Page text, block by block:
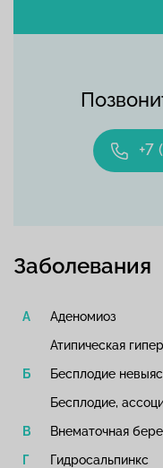
+7
Заболевания
Аденомиоз
Атипическая
Бесплодие
Бесплодие,
Внематочная
Гидросальпинкс